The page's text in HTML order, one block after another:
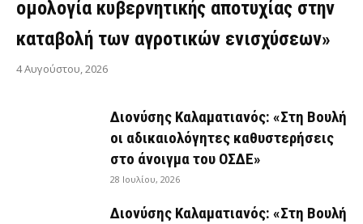
ομολογία κυβερνητικής αποτυχίας στην
καταβολή των αγροτικών ενισχύσεων»
4 Αυγούστου, 2026
Διονύσης Καλαματιανός: «Στη Βουλή
οι αδικαιολόγητες καθυστερήσεις
στο άνοιγμα του ΟΣΔΕ»
28 Ιουλίου, 2026
Διονύσης Καλαματιανός: «Στη Βουλή